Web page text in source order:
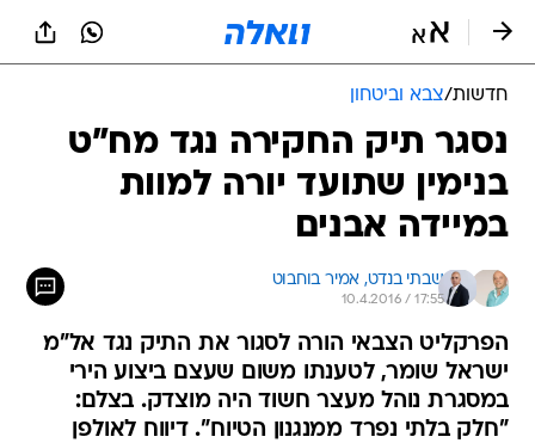
חדשות/צבא וביטחון
נסגר תיק החקירה נגד מח"ט
בנימין שתועד יורה למוות
במיידה אבנים
שבתי בנדט, אמיר בוחבוט
10.4.2016 / 17:55
הפרקליט הצבאי הורה לסגור את התיק נגד אל"מ
ישראל שומר, לטענתו משום שעצם ביצוע הירי
במסגרת נוהל מעצר חשוד היה מוצדק. בצלם:
"חלק בלתי נפרד ממנגנון הטיוח". דיווח לאולפן